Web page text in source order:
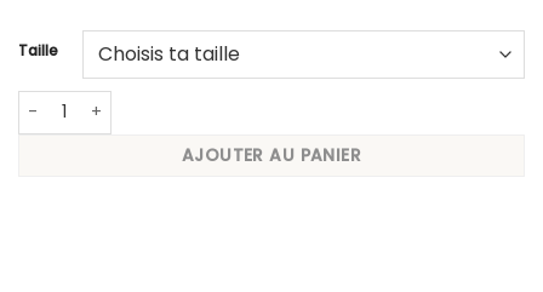
Taille
quantité de Robe Bohème Longue Turquoise
AJOUTER AU PANIER